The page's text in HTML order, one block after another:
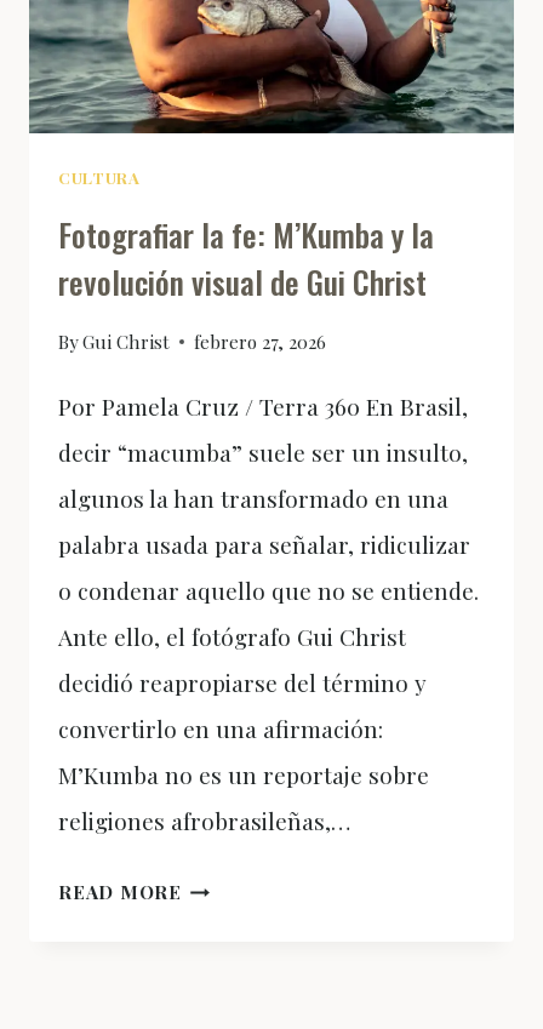
CULTURA
Fotografiar la fe: M’Kumba y la
revolución visual de Gui Christ
ByGui Christ febrero 27, 2026
Por Pamela Cruz / Terra 360 En Brasil,
decir “macumba” suele ser un insulto,
algunos la han transformado en una
palabra usada para señalar, ridiculizar
o condenar aquello que no se entiende.
Ante ello, el fotógrafo Gui Christ
decidió reapropiarse del término y
convertirlo en una afirmación:
M’Kumba no es un reportaje sobre
religiones afrobrasileñas,…
READ MORE FOTOGRAFIAR